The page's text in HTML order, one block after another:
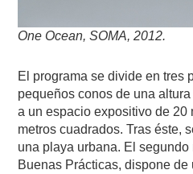
One Ocean, SOMA, 2012.
El programa se divide en tres
pequeños conos de una
a un espacio expositivo de 20
metros cuadrados. Tras éste,
una playa urbana. El
Buenas Prácticas, dispone